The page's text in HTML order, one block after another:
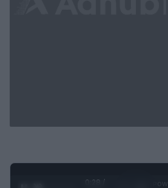
0:29 /